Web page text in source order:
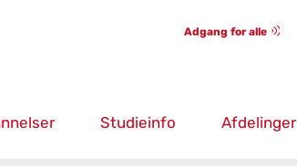
Adgang for alle
Studieinfo Afdelinger